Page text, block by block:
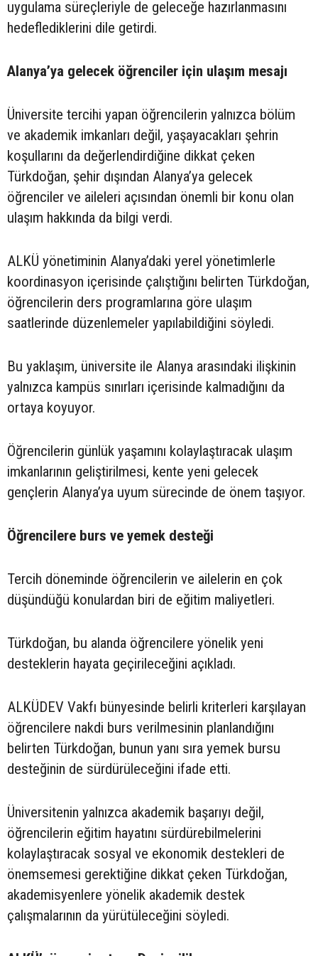
uygulama süreçleriyle de geleceğe hazırlanmasını
hedeflediklerini dile getirdi.
Alanya’ya gelecek öğrenciler için ulaşım mesajı
Üniversite tercihi yapan öğrencilerin yalnızca bölüm
ve akademik imkanları değil, yaşayacakları şehrin
koşullarını da değerlendirdiğine dikkat çeken
Türkdoğan, şehir dışından Alanya’ya gelecek
öğrenciler ve aileleri açısından önemli bir konu olan
ulaşım hakkında da bilgi verdi.
ALKÜ yönetiminin Alanya’daki yerel yönetimlerle
koordinasyon içerisinde çalıştığını belirten Türkdoğan,
öğrencilerin ders programlarına göre ulaşım
saatlerinde düzenlemeler yapılabildiğini söyledi.
Bu yaklaşım, üniversite ile Alanya arasındaki ilişkinin
yalnızca kampüs sınırları içerisinde kalmadığını da
ortaya koyuyor.
Öğrencilerin günlük yaşamını kolaylaştıracak ulaşım
imkanlarının geliştirilmesi, kente yeni gelecek
gençlerin Alanya’ya uyum sürecinde de önem taşıyor.
Öğrencilere burs ve yemek desteği
Tercih döneminde öğrencilerin ve ailelerin en çok
düşündüğü konulardan biri de eğitim maliyetleri.
Türkdoğan, bu alanda öğrencilere yönelik yeni
desteklerin hayata geçirileceğini açıkladı.
ALKÜDEV Vakfı bünyesinde belirli kriterleri karşılayan
öğrencilere nakdi burs verilmesinin planlandığını
belirten Türkdoğan, bunun yanı sıra yemek bursu
desteğinin de sürdürüleceğini ifade etti.
Üniversitenin yalnızca akademik başarıyı değil,
öğrencilerin eğitim hayatını sürdürebilmelerini
kolaylaştıracak sosyal ve ekonomik destekleri de
önemsemesi gerektiğine dikkat çeken Türkdoğan,
akademisyenlere yönelik akademik destek
çalışmalarının da yürütüleceğini söyledi.